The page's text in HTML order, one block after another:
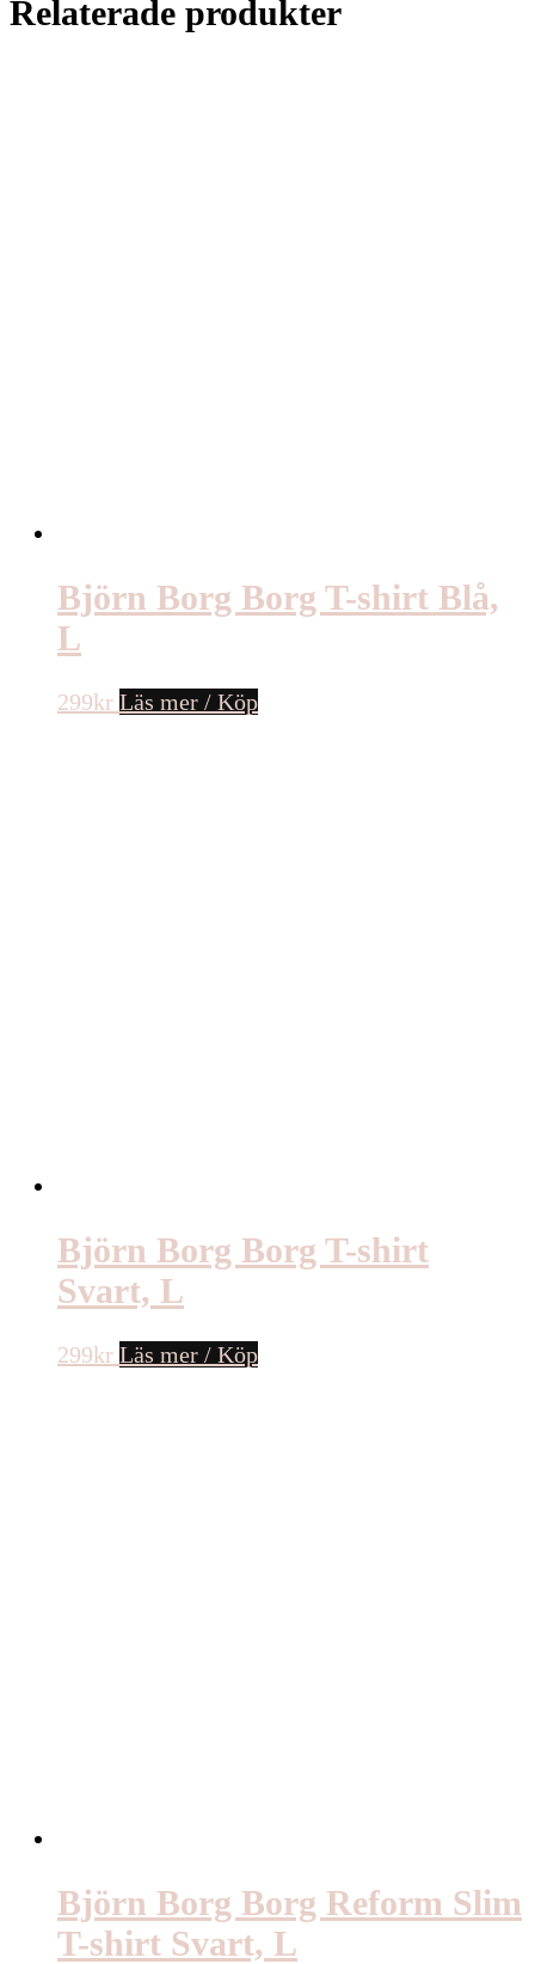
Relaterade produkter
Björn Borg Borg T-shirt Blå,
L
299kr Läs mer / Köp
Björn Borg Borg T-shirt
Svart, L
299kr Läs mer / Köp
Björn Borg Borg Reform Slim
T-shirt Svart, L